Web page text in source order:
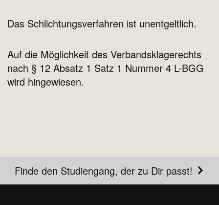
Das Schlichtungsverfahren ist unentgeltlich.
Auf die Möglichkeit des Verbandsklagerechts
nach § 12 Absatz 1 Satz 1 Nummer 4 L-BGG
wird hingewiesen.
Finde den Studiengang, der zu Dir passt!